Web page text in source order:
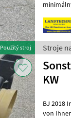
Použitý stroj
minimálny
Stroje
KW
BJ 2018 Informieren Sie sich bitte vor Fahrt-Antritt telefonisch, ob die
von